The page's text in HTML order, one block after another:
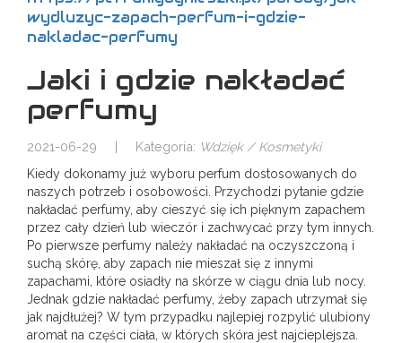
Jaki i gdzie nakładać
perfumy
2021-06-29 | Kategoria: Wdzięk / Kosmetyki
Kiedy dokonamy już wyboru perfum dostosowanych do
naszych potrzeb i osobowości. Przychodzi pytanie gdzie
nakładać perfumy, aby cieszyć się ich pięknym zapachem
przez cały dzień lub wieczór i zachwycać przy tym innych.
Po pierwsze perfumy należy nakładać na oczyszczoną i
suchą skórę, aby zapach nie mieszał się z innymi
zapachami, które osiadły na skórze w ciągu dnia lub nocy.
Jednak gdzie nakładać perfumy, żeby zapach utrzymał się
jak najdłużej? W tym przypadku najlepiej rozpylić ulubiony
aromat na części ciała, w których skóra jest najcieplejsza.